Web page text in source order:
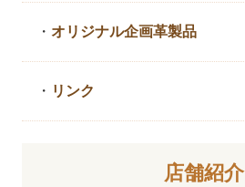
・ オリジナル企画革製品
・ リンク
店舗紹介